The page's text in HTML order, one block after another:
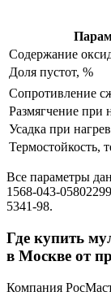
Содержание
Доля пустот, %
Сопротивление
Размягчение при
Усадка при
Термостойкость,
Все параметры
1568-043-
5341-98.
Где купить
в Москве от
Компания